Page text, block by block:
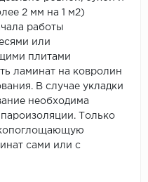
2 мм на 1 м2)
работы
или
плитами
ламинат на ковролин
В случае укладки
необходима
Только
сами или с